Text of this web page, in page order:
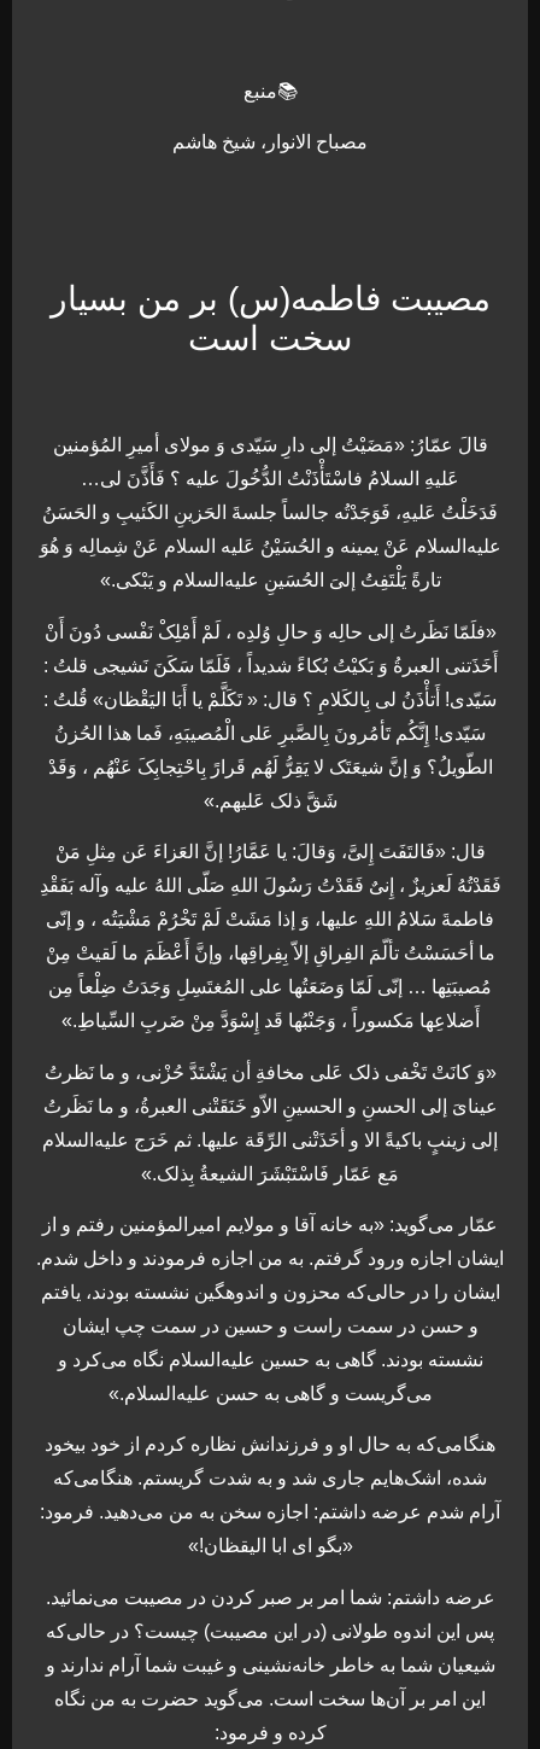
📚منبع
مصباح الانوار، شیخ هاشم
مصیبت فاطمه(س) بر من بسیار
سخت است
قالَ عمّارُ: «مَضَیْتُ إلی دارِ سَیّدی وَ مولای أمیرِ المُؤمنین
عَلیهِ السلامُ فاسْتَأْذَنْتُ الدُّخُولَ علیه ؟ فَأَذَّنَ لی…
فَدَخَلْتُ عَلیهِ، فَوَجَدْتُه جالساً جلسةَ الحَزینِ الکَئیبِ و الحَسَنُ
علیه‌السلام عَنْ یمینه و الحُسَیْنُ عَلیه السلام عَنْ شِمالِه وَ هُوَ
تارةً یَلْتَفِتُ إلیَ الحُسَینِ علیه‌السلام و یَبْکی.»
«فلَمّا نَظَرتُ إلی حالِه وَ حالِ وُلدِه ، لَمْ أَمْلِکْ نَفْسی دُونَ أَنْ
أَخَذَتنی العبرةُ وَ بَکیْتُ بُکاءً شدیداً ، فَلَمّا سَکَنَ نَشیجی قلتُ :
سَیّدی! أَتأْذَنُ لی بِالکَلامِ ؟ قال: « تَکَلَّمْ یا أَبَا الیَقْظان» قُلتُ :
سَیّدی! إِنَّکُم تَأمُرونَ بِالصَّبرِ عَلی الْمُصیبَهِ، فَما هذا الحُزنُ
الطّویلُ؟ وَ إنَّ شیعَتَک لا یَقِرُّ لَهُم قَرارً بِاحْتِجابِکَ عَنْهُم ، وَقَدْ
شَقَّ ذلک عَلیهم.»
قال: «فَالتَفَتَ إِلیَّ، وَقالَ: یا عَمَّارُ! إنَّ العَزاءَ عَن مِثلِ مَنْ
فَقَدْتُهُ لَعزیزٌ ، إِنیٌ فَقَدْتُ رَسُولَ اللهِ صَلّی اللهُ علیه وآله بَفَقْدِ
فاطمةَ سَلامُ اللهِ علیها، وَ إذا مَشَتْ لَمْ تَخْرُمْ مَشْیَتُه ، و إنّی
ما أحَسَسْتُ تألّمَ الفِراقِ إلاّ بِفِراقِها، وإنَّ أَعْظَمَ ما لَقیتْ مِنْ
مُصیبَتِها … إنّی لَمّا وَضَعَتُها علی المُغتَسِلِ وَجَدَتُ ضِلْعاً مِن
أَضلاعِها مَکسوراً ، وَجَنْبُها قَد إِسْوَدَّ مِنْ ضَربِ السِّیاطِ.»
«وَ کانَتْ تَخْفی ذلک عَلی مخافةِ أن یَشْتَدَّ حُزْنی، و ما نَظرتُ
عینایَ إلی الحسنِ و الحسینِ الاّو خَنَقَتْنی العبرةُ، و ما نَظَرتُ
إلی زینبٍ باکیةً الا و أخَذَتْنی الرِّقَة علیها. ثم خَرَج علیه‌السلام
مَع عَمّار فَاسْتَبْشَرَ الشیعةُ بِذلک.»
عمّار می‌گوید: «به خانه آقا و مولایم امیرالمؤمنین رفتم و از
ایشان اجازه‌ ورود گرفتم. به من اجازه فرمودند و داخل شدم.
ایشان را در حالی‌که محزون و اندوهگین نشسته بودند، یافتم
و حسن در سمت راست و حسین در سمت چپ ایشان
نشسته بودند. گاهی به حسین علیه‌السلام نگاه می‌کرد و
می‌گریست و گاهی به حسن علیه‌السلام.»
هنگامی‌که به حال او و فرزندانش نظاره کردم از خود بیخود
شده، اشک‌هایم جاری شد و به شدت گریستم. هنگامی‌که
آرام شدم عرضه داشتم: اجازه سخن به من می‌دهید. فرمود:
«بگو ای ابا الیقظان!»
عرضه داشتم: شما امر بر صبر کردن در مصیبت می‌نمائید.
پس این اندوه طولانی (در این مصیبت) چیست؟ در حالی‌که
شیعیان شما به خاطر خانه‌نشینی و غیبت شما آرام ندارند و
این امر بر آن‌ها سخت است. می‌گوید حضرت به من نگاه
کرده و فرمود: